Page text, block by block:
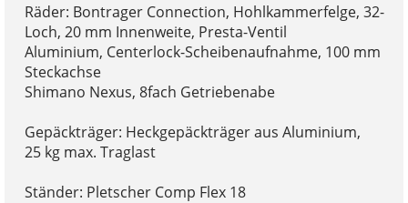
Räder: Bontrager Connection, Hohlkammerfelge, 32-
Loch, 20 mm Innenweite, Presta-Ventil
Aluminium, Centerlock-Scheibenaufnahme, 100 mm
Steckachse
Shimano Nexus, 8fach Getriebenabe
Gepäckträger: Heckgepäckträger aus Aluminium,
25 kg max. Traglast
Ständer: Pletscher Comp Flex 18